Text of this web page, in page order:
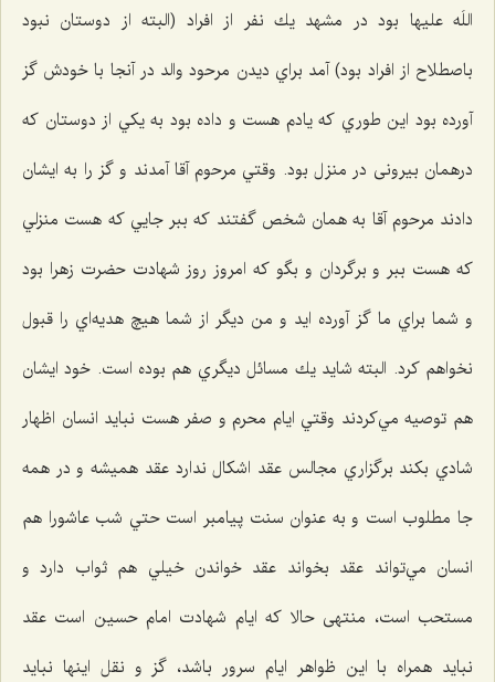
اللَه علیها بود در مشهد يك نفر از افراد (البته از دوستان نبود
باصطلاح از افراد بود) آمد براي ديدن مرحود والد در آنجا با خودش گز
آورده بود اين طوري كه يادم هست و داده بود به يكي از دوستان كه
درهمان بیرونی در منزل بود. وقتي مرحوم آقا آمدند و گز را به ایشان
دادند مرحوم آقا به همان شخص گفتند كه ببر جایي كه هست منزلي
كه هست ببر و برگردان و بگو كه امروز روز شهادت حضرت زهرا بود
و شما براي ما گز آورده ايد و من ديگر از شما هيچ هديه‌اي را قبول
نخواهم كرد. البته شايد يك مسائل ديگري هم بوده است. خود ايشان
هم توصيه مي‌كردند وقتي ايام محرم و صفر هست نبايد انسان اظهار
شادي بكند برگزاري مجالس عقد اشكال ندارد عقد هميشه و در همه
جا مطلوب است و به عنوان سنت پيامبر است حتي شب عاشورا هم
انسان مي‌تواند عقد بخواند عقد خواندن خيلي هم ثواب دارد و
مستحب است، منتهی حالا که ایام شهادت امام حسين است عقد
نبايد همراه با اين ظواهر ايام سرور باشد، گز و نقل اينها نبايد